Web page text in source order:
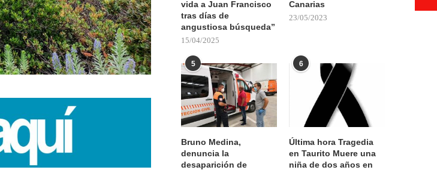
vida a Juan Francisco
tras días de
angustiosa búsqueda”
15/04/2025
Canarias
23/05/2023
5
Bruno Medina,
denuncia la
desaparición de
6
Última hora Tragedia
en Taurito Muere una
niña de dos años en